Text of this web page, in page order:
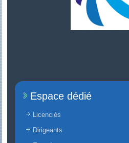
Espace dédié
Licenciés
Dirigeants